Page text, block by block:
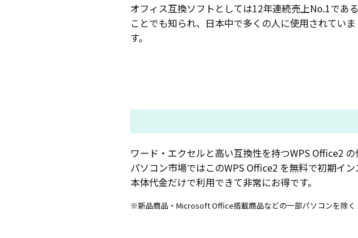
オフィス互換ソフトとしては12年連続売上No.1である
ことでも知られ、日本中で多くの人に使用されていま
す。
ワード・エクセルと高い互換性を持つWPS Office2
パソコン市場ではこのWPS Office2 を無料で初期イ
本体代金だけで利用できて非常にお得です。
※新品商品・Microsoft Office搭載商品などの一部パソコンを除く